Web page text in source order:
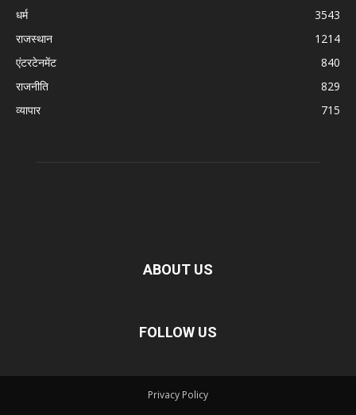
धर्म
3543
राजस्थान
1214
एंटरटेनमेंट
840
राजनीति
829
व्यापार
715
ABOUT US
FOLLOW US
Privacy Policy